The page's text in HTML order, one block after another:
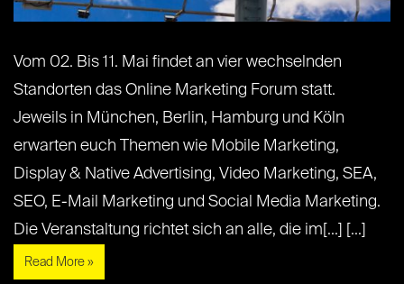
Vom 02. Bis 11. Mai findet an vier wechselnden
Standorten das Online Marketing Forum statt.
Jeweils in München, Berlin, Hamburg und Köln
erwarten euch Themen wie Mobile Marketing,
Display & Native Advertising, Video Marketing, SEA,
SEO, E-Mail Marketing und Social Media Marketing.
Die Veranstaltung richtet sich an alle, die im[...] [...]
Read More »